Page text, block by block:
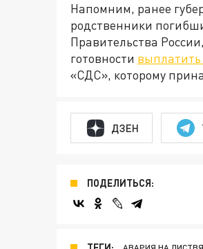
Напомним, ранее
родственники
Правительства
готовности
«СДС», которому
ДЗЕН
ПОДЕЛИТЬСЯ: